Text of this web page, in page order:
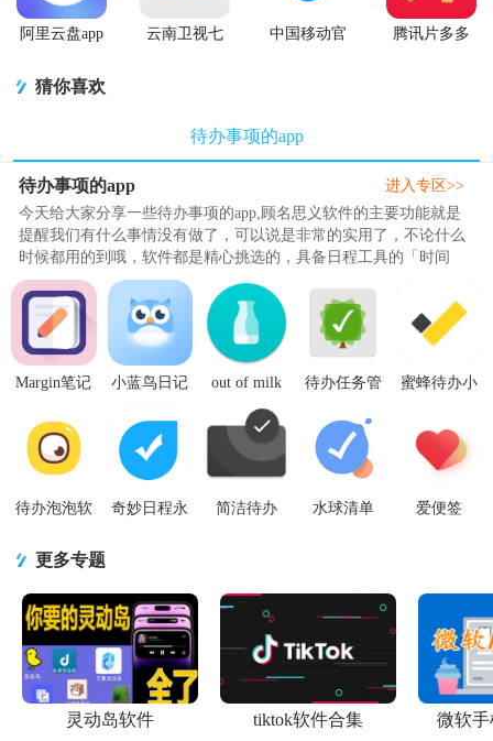
阿里云盘app
云南卫视七
中国移动官
腾讯片多多
猜你喜欢
待办事项的app
待办事项的app
今天给大家分享一些待办事项的app,顾名思义软件的主要功能就是
提醒我们有什么事情没有做了，可以说是非常的实用了，不论什么
时候都用的到哦，软件都是精心挑选的，具备日程工具的「时间
感」，瞟一眼就知道近期要做哪些事，具备待办工具的自由度，可
以像便签纸一样随手记录，具备完善的基础性功能，譬如支持可高
度自定义的日期重复规则，没有番茄钟、日常打卡之类乱七八糟的
功能，简洁、干净的UI设计到了提醒时间，APP会通..
进入专区>>
Margin笔记
小蓝鸟日记
卓最新版
out of milk
单免费版
8.32.2_1144
安卓高级版
待办任务管
业版v4.4.0
中文免费版
蜜蜂待办小
1.1.8 安卓最
新版
待办泡泡软
最新版
奇妙日程永
简洁待办
水球清单
爱便签
更多专题
灵动岛软件 tiktok软件合集 微软手